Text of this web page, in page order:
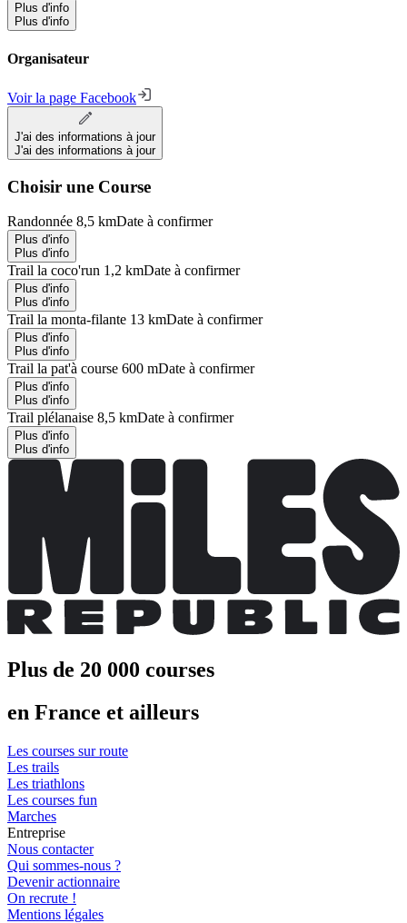
Plus d'info
Plus d'info
Organisateur
Voir la page Facebook
J'ai des informations à jour
J'ai des informations à jour
Choisir une Course
Randonnée 8,5 kmDate à confirmer
Plus d'info
Plus d'info
Trail la coco'run 1,2 kmDate à confirmer
Plus d'info
Plus d'info
Trail la monta-filante 13 kmDate à confirmer
Plus d'info
Plus d'info
Trail la pat'à course 600 mDate à confirmer
Plus d'info
Plus d'info
Trail plélanaise 8,5 kmDate à confirmer
Plus d'info
Plus d'info
Plus de 20 000 courses
en France et ailleurs
Les courses sur route
Les trails
Les triathlons
Les courses fun
Marches
Entreprise
Nous contacter
Qui sommes-nous ?
Devenir actionnaire
On recrute !
Mentions légales